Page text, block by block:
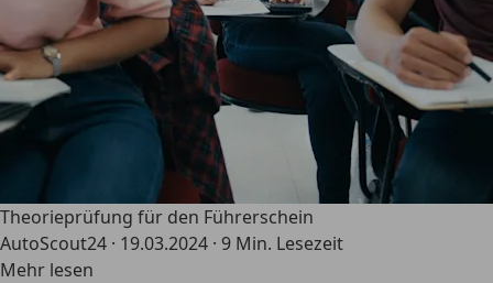
Theorieprüfung für den Führerschein
AutoScout24 · 19.03.2024 · 9 Min. Lesezeit
Mehr lesen